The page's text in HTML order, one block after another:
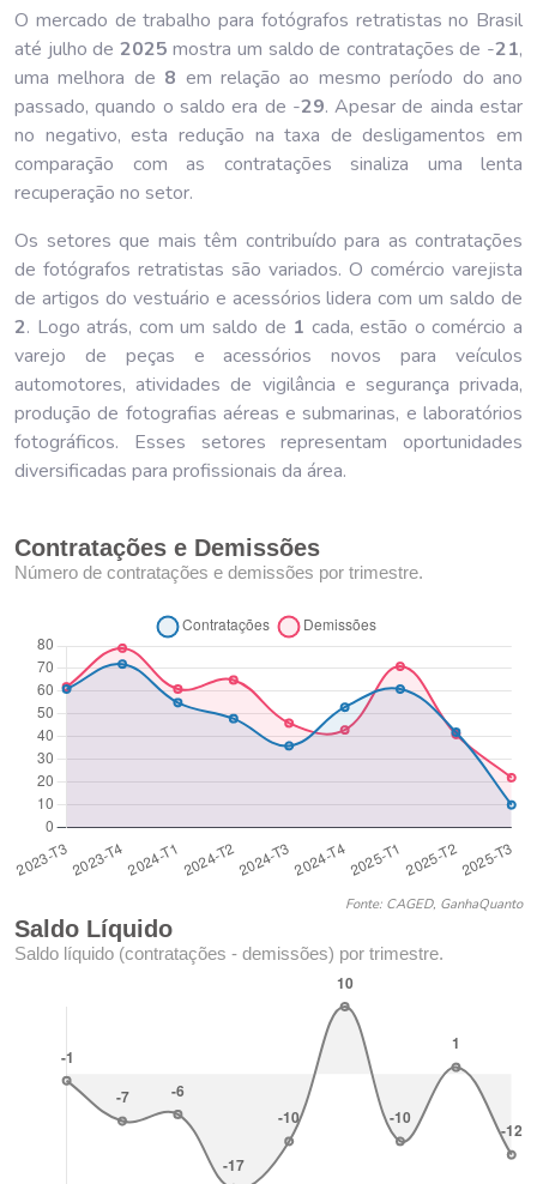
O mercado de trabalho para fotógrafos retratistas no Brasil
até julho de 2025 mostra um saldo de contratações de -21,
uma melhora de 8 em relação ao mesmo período do ano
passado, quando o saldo era de -29. Apesar de ainda estar
no negativo, esta redução na taxa de desligamentos em
comparação com as contratações sinaliza uma lenta
recuperação no setor.
Os setores que mais têm contribuído para as contratações
de fotógrafos retratistas são variados. O comércio varejista
de artigos do vestuário e acessórios lidera com um saldo de
2. Logo atrás, com um saldo de 1 cada, estão o comércio a
varejo de peças e acessórios novos para veículos
automotores, atividades de vigilância e segurança privada,
produção de fotografias aéreas e submarinas, e laboratórios
fotográficos. Esses setores representam oportunidades
diversificadas para profissionais da área.
Contratações e Demissões
Número de contratações e demissões por trimestre.
Fonte: CAGED, GanhaQuanto
Saldo Líquido
Saldo líquido (contratações - demissões) por trimestre.